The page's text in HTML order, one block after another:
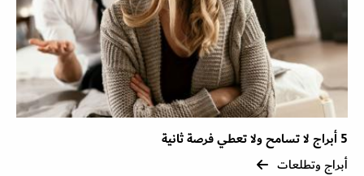
5 أبراج لا تسامح ولا تعطي فرصة ثانية
أبراج وتطلعات